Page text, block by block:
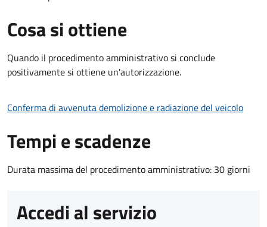
Cosa si ottiene
Quando il procedimento amministrativo si conclude
positivamente si ottiene un'autorizzazione.
Conferma di avvenuta demolizione e radiazione del veicolo
Tempi e scadenze
Durata massima del procedimento amministrativo: 30 giorni
Accedi al servizio